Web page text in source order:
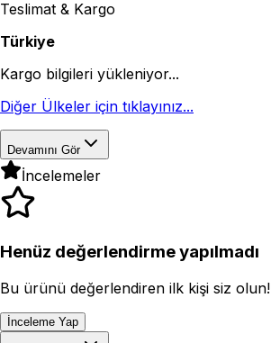
Teslimat & Kargo
Türkiye
Kargo bilgileri yükleniyor...
Diğer Ülkeler için tıklayınız...
Devamını Gör
İncelemeler
Henüz değerlendirme yapılmadı
Bu ürünü değerlendiren ilk kişi siz olun!
İnceleme Yap